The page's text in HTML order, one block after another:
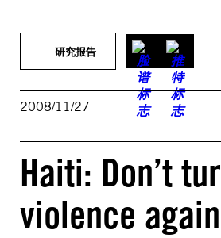
研究报告
2008/11/27
Haiti: Don’t
violence